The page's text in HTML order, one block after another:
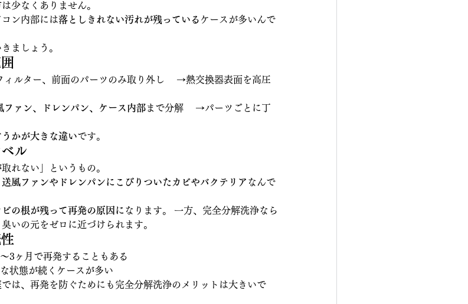
少なくありません。
ン内部には落としきれない汚れが残っている ケースが多いんで
ましょう。
ルター、前面のパーツのみ取り外し 　→熱交換器表面を高圧
ファン、ドレンパン、ケース内部まで分解 　→パーツごとに丁
うかが大きな違いです。
ル
れない」というもの。
送風ファンやドレンパンにこびりついたカビやバクテリア なんで
ビの根が残って再発の原因に なります。 一方、完全分解洗浄なら
いの元をゼロに近づけられます。
3ヶ月で再発することもある
な状態が続くケースが多い
は、再発を防ぐためにも完全分解洗浄のメリットは大きいで